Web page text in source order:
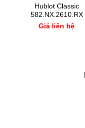
Hublot Classic
582.NX.2610.RX
Giá liên hệ